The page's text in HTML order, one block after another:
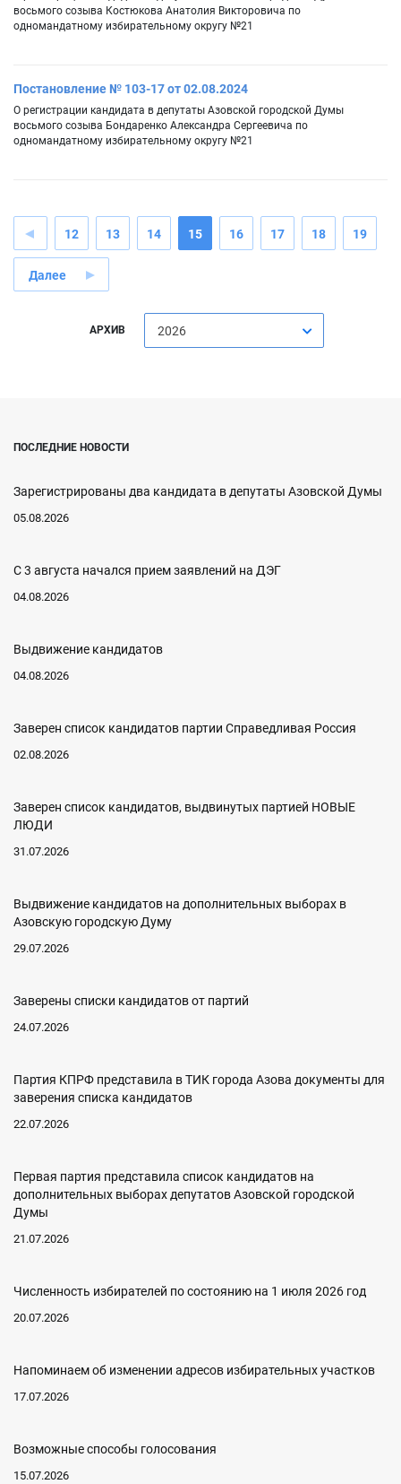
восьмого созыва Костюкова Анатолия Викторовича по
одномандатному избирательному округу №21
Постановление № 103-17 от 02.08.2024
О регистрации кандидата в депутаты Азовской городской Думы
восьмого созыва Бондаренко Александра Сергеевича по
одномандатному избирательному округу №21
12 13 14 15 16 17 18 19
Далее
АРХИВ 2026
ПОСЛЕДНИЕ НОВОСТИ
Зарегистрированы два кандидата в депутаты Азовской Думы
05.08.2026
С 3 августа начался прием заявлений на ДЭГ
04.08.2026
Выдвижение кандидатов
04.08.2026
Заверен список кандидатов партии Справедливая Россия
02.08.2026
Заверен список кандидатов, выдвинутых партией НОВЫЕ
ЛЮДИ
31.07.2026
Выдвижение кандидатов на дополнительных выборах в
Азовскую городскую Думу
29.07.2026
Заверены списки кандидатов от партий
24.07.2026
Партия КПРФ представила в ТИК города Азова документы для
заверения списка кандидатов
22.07.2026
Первая партия представила список кандидатов на
дополнительных выборах депутатов Азовской городской
Думы
21.07.2026
Численность избирателей по состоянию на 1 июля 2026 год
20.07.2026
Напоминаем об изменении адресов избирательных участков
17.07.2026
Возможные способы голосования
15.07.2026